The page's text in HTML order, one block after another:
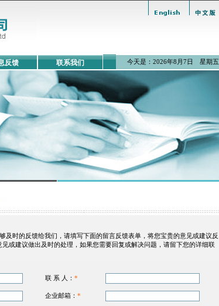
反馈 联系我们 今天是：2026年8月7日 星期五
的反馈给我们，请填写下面的留言反馈表单，将您宝贵的意见或建议反
或建议做出及时的处理，如果您需要回复或解决问题，请留下您的详细联
联 系 人： *
企业邮箱： *